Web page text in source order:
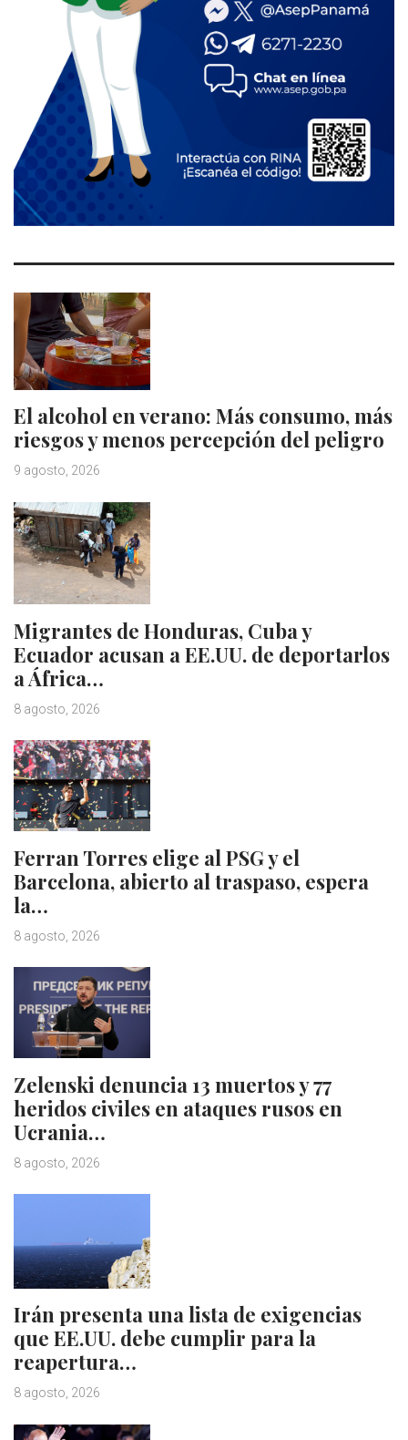
El alcohol en verano: Más consumo, más
riesgos y menos percepción del peligro
9 agosto, 2026
Migrantes de Honduras, Cuba y
Ecuador acusan a EE.UU. de deportarlos
a África…
8 agosto, 2026
Ferran Torres elige al PSG y el
Barcelona, abierto al traspaso, espera
la…
8 agosto, 2026
Zelenski denuncia 13 muertos y 77
heridos civiles en ataques rusos en
Ucrania…
8 agosto, 2026
Irán presenta una lista de exigencias
que EE.UU. debe cumplir para la
reapertura…
8 agosto, 2026